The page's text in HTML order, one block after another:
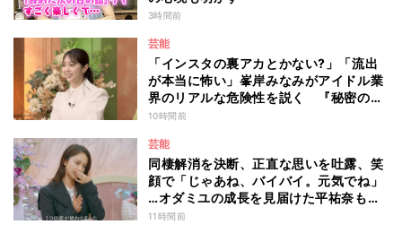
3時間前
芸能
「インスタの裏アカとかない?」「流出
が本当に怖い」峯岸みなみがアイドル業
界のリアルな危険性を説く 『秘密のマ
マ園』特別編
10時間前
芸能
同棲解消を決断、正直な思いを吐露、笑
顔で「じゃあね、バイバイ。元気でね」
…オダミユの成長を見届けた平祐奈も思
わず涙 『ガールオアレディ3』
11時間前